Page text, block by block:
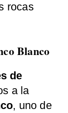
rocas
Blanco
de
a la
, uno de